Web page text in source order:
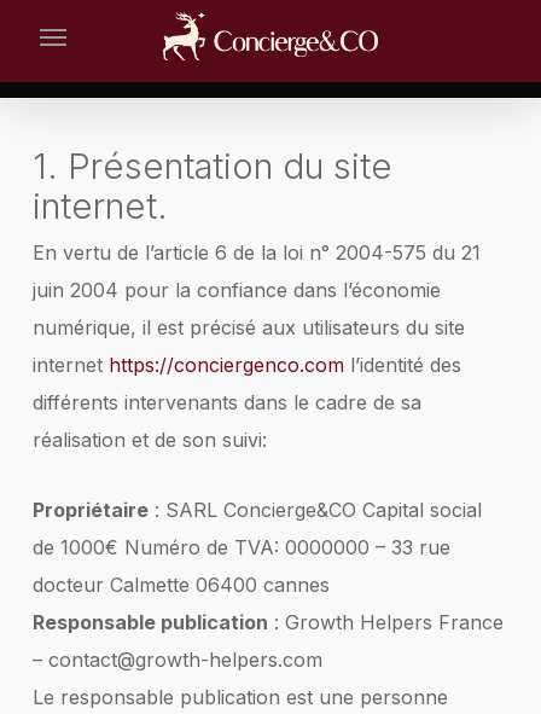
main
1. Présentation du site
internet.
En vertu de l’article 6 de la loi n° 2004-575 du 21
juin 2004 pour la confiance dans l’économie
numérique, il est précisé aux utilisateurs du site
internet https://conciergenco.coml’identité des
différents intervenants dans le cadre de sa
réalisation et de son suivi:
Propriétaire: SARL Concierge&CO Capital social
de 1000€ Numéro de TVA: 0000000 – 33 rue
docteur Calmette 06400 cannes
Responsable publication : Growth Helpers France
– contact@growth-helpers.com
Le responsable publication est une personne